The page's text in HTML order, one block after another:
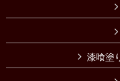
漆喰塗